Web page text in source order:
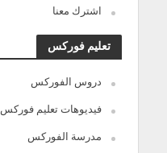
اشترك معنا
تعليم فوركس
دروس الفوركس
فيديوهات تعليم فوركس
مدرسة الفوركس